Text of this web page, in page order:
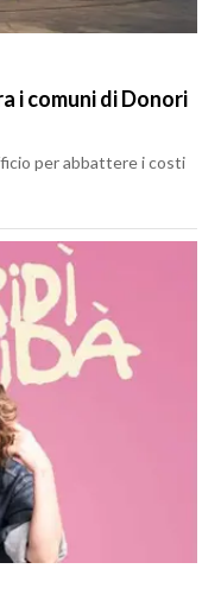
i comuni di Donori
per abbattere i costi